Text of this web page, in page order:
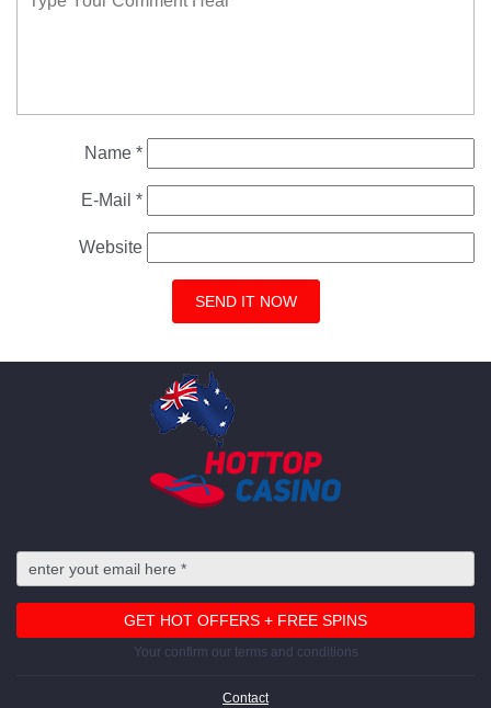
Name *
E-Mail *
Website
Your confirm our terms and conditions
Contact